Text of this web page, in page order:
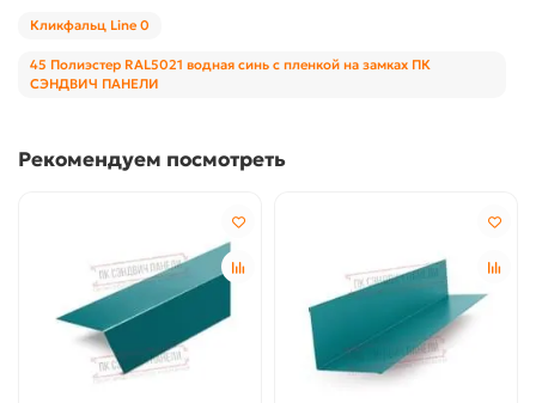
Кликфальц Line 0
45 Полиэстер RAL5021 водная синь с пленкой на замках ПК
СЭНДВИЧ ПАНЕЛИ
Рекомендуем посмотреть